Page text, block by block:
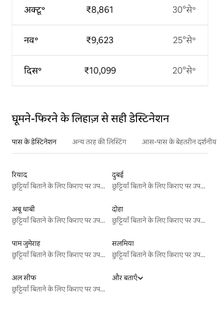
अक्टू॰
नव॰
दिस॰
₹8,861
₹9,623
₹10,099
30°से॰
25°से॰
20°से॰
घूमने-फिरने के लिहाज़ से सही डेस्टिनेशन
पास के डेस्टिनेशन अन्य तरह की लिस्टिंग आस-पास के बेहतरीन दर्शनीय
रियाद
छुट्टियाँ बिताने के लिए किराए पर उपलब्ध जगहें
दुबई
छुट्टियाँ बिताने के लिए किराए पर उपलब्ध जगहें
अबू धाबी
छुट्टियाँ बिताने के लिए किराए पर उपलब्ध जगहें
दोहा
छुट्टियाँ बिताने के लिए किराए पर उपलब्ध जगहें
पाम जुमेराह
छुट्टियाँ बिताने के लिए किराए पर उपलब्ध जगहें
सलमिया
छुट्टियाँ बिताने के लिए किराए पर उपलब्ध जगहें
अल सीफ
छुट्टियाँ बिताने के लिए किराए पर उपलब्ध जगहें
और बताएँ